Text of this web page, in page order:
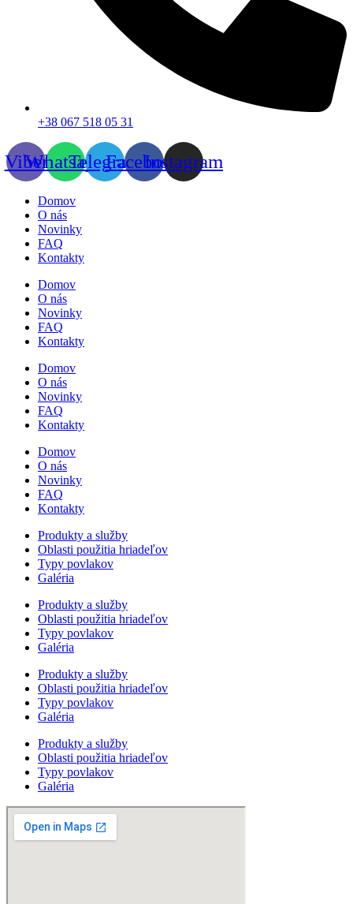
+38 067 518 05 31
ViberWhatsappTelegramFacebookInstagram
Domov
O nás
Novinky
FAQ
Kontakty
Domov
O nás
Novinky
FAQ
Kontakty
Domov
O nás
Novinky
FAQ
Kontakty
Domov
O nás
Novinky
FAQ
Kontakty
Produkty a služby
Oblasti použitia hriadeľov
Typy povlakov
Galéria
Produkty a služby
Oblasti použitia hriadeľov
Typy povlakov
Galéria
Produkty a služby
Oblasti použitia hriadeľov
Typy povlakov
Galéria
Produkty a služby
Oblasti použitia hriadeľov
Typy povlakov
Galéria